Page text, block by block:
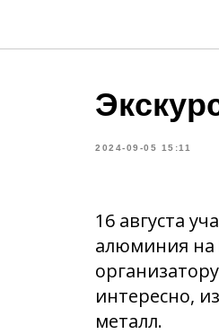
2024-09-05 15:11
16 августа
алюминия на
интересно,
металл.